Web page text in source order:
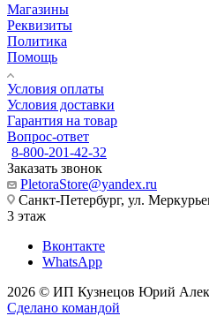
Магазины
Реквизиты
Политика
Помощь
Условия оплаты
Условия доставки
Гарантия на товар
Вопрос-ответ
8-800-201-42-32
Заказать звонок
PletoraStore@yandex.ru
Санкт-Петербург, ул.
3 этаж
Вконтакте
WhatsApp
2026 © ИП Кузнецов Юрий
Сделано командой